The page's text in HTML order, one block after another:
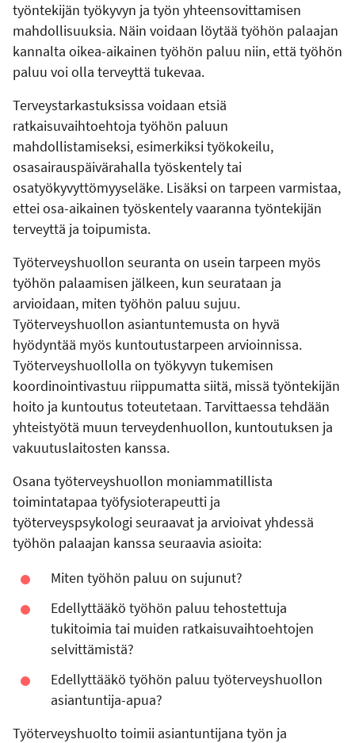
työntekijän työkyvyn ja työn yhteensovittamisen
mahdollisuuksia. Näin voidaan löytää työhön palaajan
kannalta oikea-aikainen työhön paluu niin, että työhön
paluu voi olla terveyttä tukevaa.
Terveystarkastuksissa voidaan etsiä
ratkaisuvaihtoehtoja työhön paluun
mahdollistamiseksi, esimerkiksi työkokeilu,
osasairauspäivärahalla työskentely tai
osatyökyvyttömyyseläke. Lisäksi on tarpeen varmistaa,
ettei osa-aikainen työskentely vaaranna työntekijän
terveyttä ja toipumista.
Työterveyshuollon seuranta on usein tarpeen myös
työhön palaamisen jälkeen, kun seurataan ja
arvioidaan, miten työhön paluu sujuu.
Työterveyshuollon asiantuntemusta on hyvä
hyödyntää myös kuntoutustarpeen arvioinnissa.
Työterveyshuollolla on työkyvyn tukemisen
koordinointivastuu riippumatta siitä, missä työntekijän
hoito ja kuntoutus toteutetaan. Tarvittaessa tehdään
yhteistyötä muun terveydenhuollon, kuntoutuksen ja
vakuutuslaitosten kanssa.
Osana työterveyshuollon moniammatillista
toimintatapaa työfysioterapeutti ja
työterveyspsykologi seuraavat ja arvioivat yhdessä
työhön palaajan kanssa seuraavia asioita:
Miten työhön paluu on sujunut?
Edellyttääkö työhön paluu tehostettuja
tukitoimia tai muiden ratkaisuvaihtoehtojen
selvittämistä?
Edellyttääkö työhön paluu työterveyshuollon
asiantuntija-apua?
Työterveyshuolto toimii asiantuntijana työn ja